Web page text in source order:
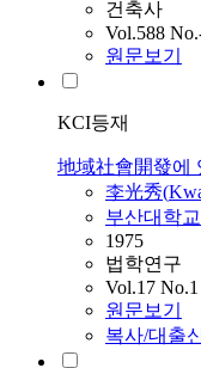
건축사
Vol.588
원문보기
KCI등재
地域社會開發에
李光秀(
부산대학
1975
법학연구
Vol.17 No.1
원문보기
복사/대출